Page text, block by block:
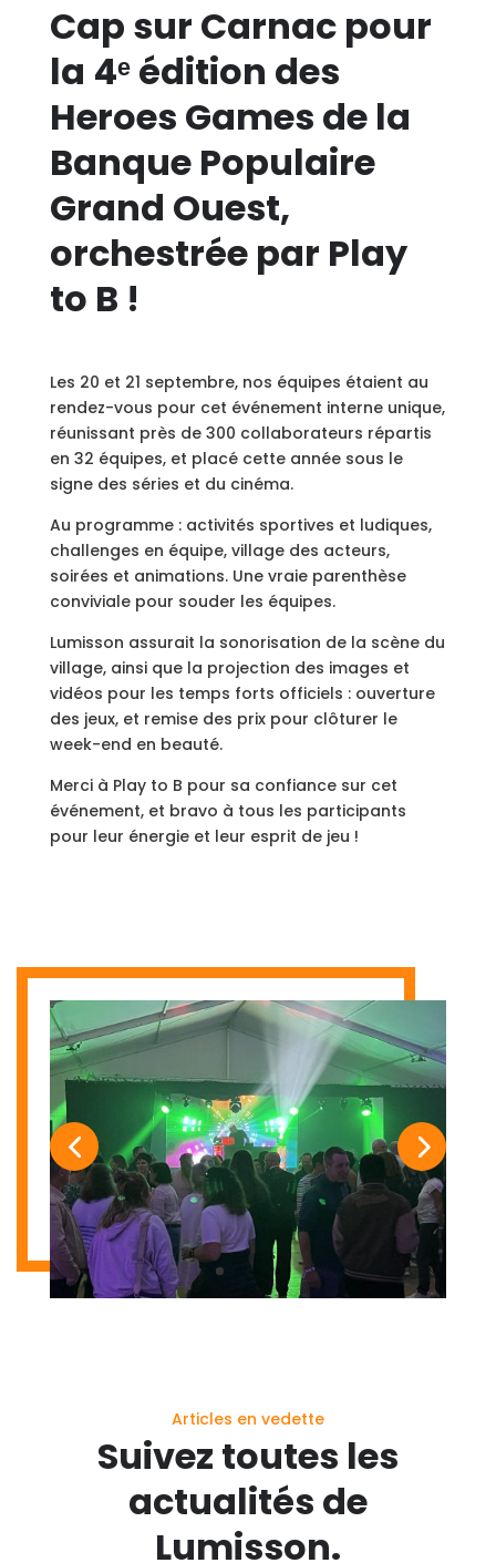
Cap sur Carnac pour
la 4ᵉédition des
Heroes Games de la
Banque Populaire
Grand Ouest,
orchestrée par Play
to B !
Les 20 et 21 septembre, nos équipes étaient au
rendez-vous pour cet événement interne unique,
réunissant près de 300 collaborateurs répartis
en 32 équipes, et placé cette année sous le
signe des séries et du cinéma.
Au programme : activités sportives et ludiques,
challenges en équipe, village des acteurs,
soirées et animations. Une vraie parenthèse
conviviale pour souder les équipes.
Lumisson assurait la sonorisation de la scène du
village, ainsi que la projection des images et
vidéos pour les temps forts officiels : ouverture
des jeux, et remise des prix pour clôturer le
week-end en beauté.
Merci à Play to B pour sa confiance sur cet
événement, et bravo à tous les participants
pour leur énergie et leur esprit de jeu !
Articles en vedette
Suivez toutes les
actualités de
Lumisson.